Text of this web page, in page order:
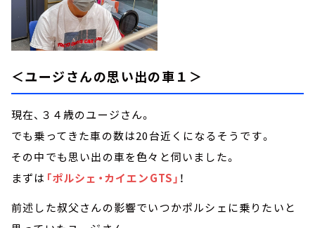
＜ユージさんの思い出の車１＞
現在、３４歳のユージさん。
でも乗ってきた車の数は20台近くになるそうです。
その中でも思い出の車を色々と伺いました。
まずは 「ポルシェ・カイエンGTS」 ！
前述した叔父さんの影響でいつかポルシェに乗りたいと